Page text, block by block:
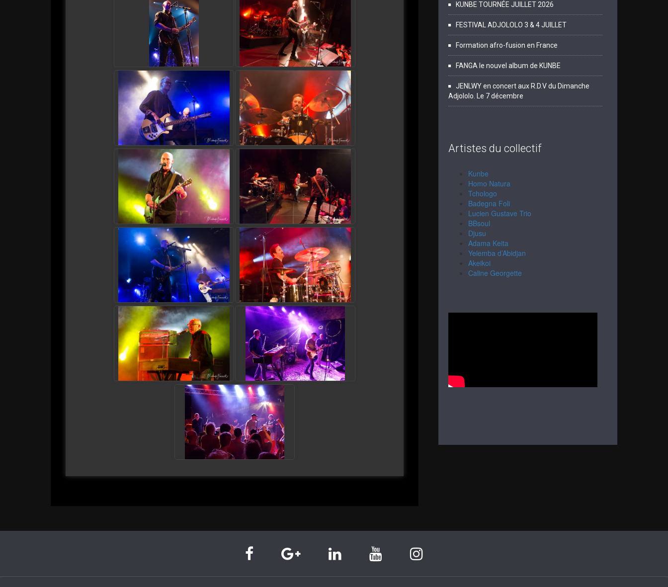
KUNBE TOURNÉE JUILLET 2026
FESTIVAL ADJOLOLO 3 & 4 JUILLET
Formation afro-fusion en France
FANGA le nouvel album de KUNBE
JENLWY en concert aux R.D.V du Dimanche
Adjololo. Le 7 décembre
Artistes du collectif
Kunbe
Homo Natura
Tchologo
Badegna Foli
Lucien Gustave Trio
BBsoul
Djusu
Adama Keita
Yelemba d’Abidjan
Akeikoi
Caline Georgette